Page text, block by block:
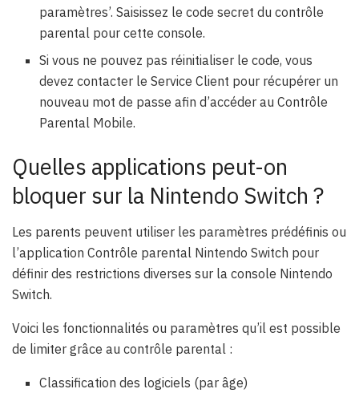
paramètres’. Saisissez le code secret du contrôle
parental pour cette console.
Si vous ne pouvez pas réinitialiser le code, vous
devez contacter le Service Client pour récupérer un
nouveau mot de passe afin d’accéder au Contrôle
Parental Mobile.
Quelles applications peut-on
bloquer sur la Nintendo Switch ?
Les parents peuvent utiliser les paramètres prédéfinis ou
l’application Contrôle parental Nintendo Switch pour
définir des restrictions diverses sur la console Nintendo
Switch.
Voici les fonctionnalités ou paramètres qu’il est possible
de limiter grâce au contrôle parental :
Classification des logiciels (par âge)